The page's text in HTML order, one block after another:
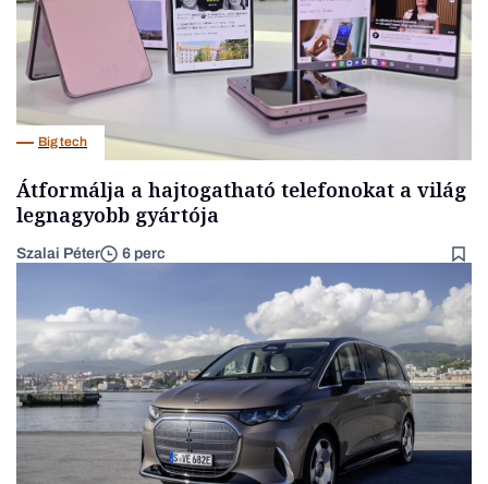
Big tech
Átformálja a hajtogatható telefonokat a világ
legnagyobb gyártója
Szalai Péter 6 perc